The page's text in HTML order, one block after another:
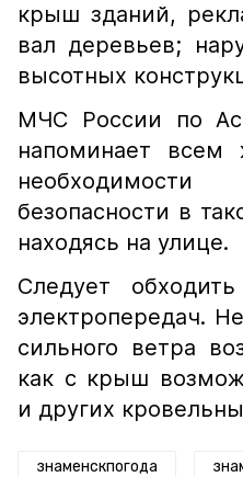
крыш зданий,
вал деревьев;
высотных
МЧС России по
напоминает всем
безопасности в
находясь на улице.
Следует
электропередач.
сильного ветра
как с крыш
и других
знаменскпогода